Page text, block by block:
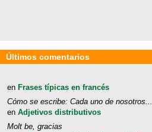
Últimos comentarios
en Frases típicas en francés
Cómo se escribe: Cada uno de nosotros...
en Adjetivos distributivos
Molt be, gracias